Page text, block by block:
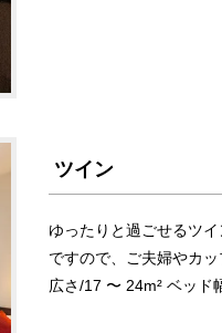
ツイン
ゆったりと過ごせるツ
ですので、ご夫婦やカ
広さ/17 〜 24m² ベッド